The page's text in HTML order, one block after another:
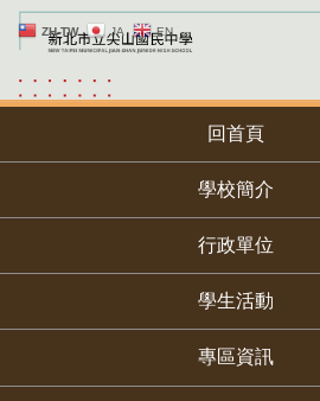
跳
到
要
區
ZH-TW JA EN
回首頁
學校簡介
行政單位
學生活動
專區資訊